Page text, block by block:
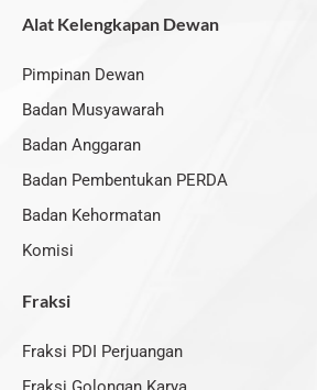
e
b
k
w
i
e
r
u
a
a
m
Alat Kelengkapan Dewan
Pimpinan Dewan
Badan Musyawarah
Badan Anggaran
Badan Pembentukan PERDA
Badan Kehormatan
Komisi
Fraksi
Fraksi PDI Perjuangan